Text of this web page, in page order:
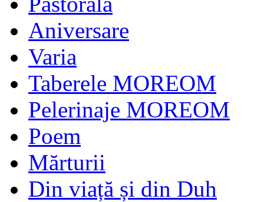
Aniversare
Varia
Taberele MOREOM
Pelerinaje MOREOM
Poem
Mărturii
Din viață și din Duh